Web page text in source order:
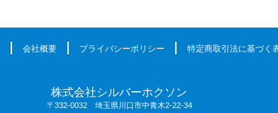
会社概要 プライバシーポリシー 特定商取引法に基づく
株式会社シルバーホクソン
〒332-0032 埼玉県川口市中青木2-22-34